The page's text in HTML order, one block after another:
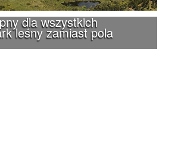
dla wszystkich
leśny zamiast pola